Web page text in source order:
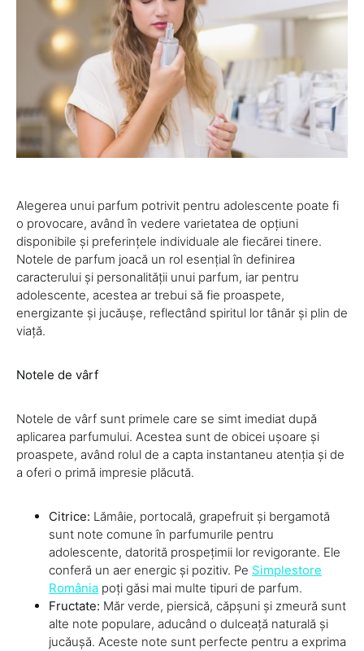
Alegerea unui parfum potrivit pentru adolescente poate fi
o provocare, având în vedere varietatea de opțiuni
disponibile și preferințele individuale ale fiecărei tinere.
Notele de parfum joacă un rol esențial în definirea
caracterului și personalității unui parfum, iar pentru
adolescente, acestea ar trebui să fie proaspete,
energizante și jucăușe, reflectând spiritul lor tânăr și plin de
viață.
Notele de vârf
Notele de vârf sunt primele care se simt imediat după
aplicarea parfumului. Acestea sunt de obicei ușoare și
proaspete, având rolul de a capta instantaneu atenția și de
a oferi o primă impresie plăcută.
Citrice: Lămâie, portocală, grapefruit și bergamotă
sunt note comune în parfumurile pentru
adolescente, datorită prospețimii lor revigorante. Ele
conferă un aer energic și pozitiv. Pe Simplestore
România poți găsi mai multe tipuri de parfum.
Fructate: Măr verde, piersică, căpșuni și zmeură sunt
alte note populare, aducând o dulceață naturală și
jucăușă. Aceste note sunt perfecte pentru a exprima